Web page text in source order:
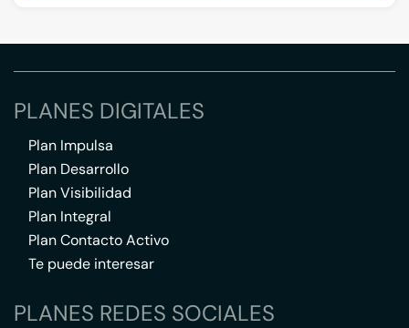
PLANES DIGITALES
Plan Impulsa
Plan Desarrollo
Plan Visibilidad
Plan Integral
Plan Contacto Activo
Te puede interesar
PLANES REDES SOCIALES